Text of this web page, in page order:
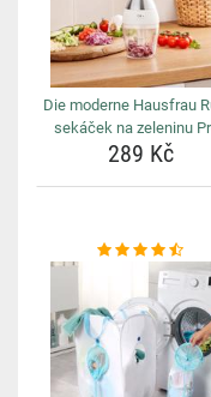
Die moderne Hausfrau
sekáček na zeleninu
289 Kč